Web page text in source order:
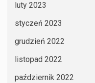
luty 2023
styczeń 2023
grudzień 2022
listopad 2022
październik 2022